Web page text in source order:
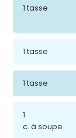
1 tasse
1 tasse
1 tasse
1
c. à soupe